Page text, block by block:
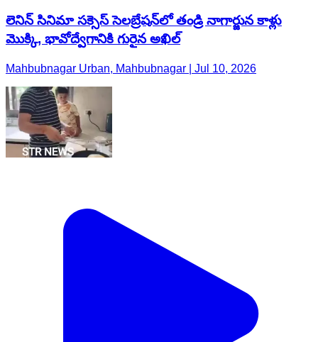
లెనిన్ సినిమా సక్సెస్ సెలబ్రేషన్‌లో తండ్రి నాగార్జున కాళ్లు
మొక్కి, భావోద్వేగానికి గురైన అఖిల్
Mahbubnagar Urban, Mahbubnagar | Jul 10, 2026